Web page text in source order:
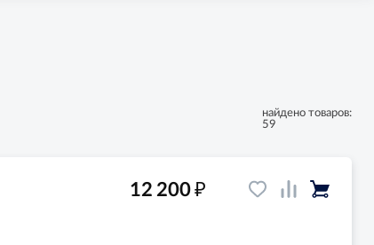
найдено товаров:
59
12 200₽